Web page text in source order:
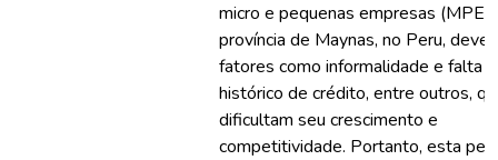
micro e pequenas empresas
província de Maynas, no Peru,
fatores como informalidade e falta
histórico de crédito, entre outros,
dificultam seu crescimento e
competitividade. Portanto, esta